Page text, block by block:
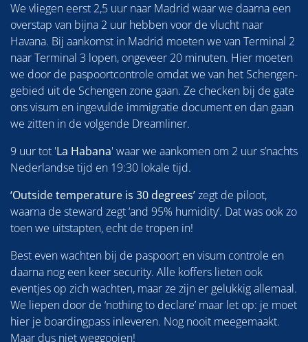
We vliegen eerst 2,5 uur naar Madrid waar we daarna een
overstap van bijna 2 uur hebben voor de vlucht naar
Havana. Bij aankomst in Madrid moeten we van Terminal 2
naar Terminal 3 lopen, ongeveer 20 minuten. Hier moeten
we door de paspoortcontrole omdat we van het Schengen-
gebied uit de Schengen zone gaan. Ze checken bij de gate
ons visum en ingevulde immigratie document en dan gaan
we zitten in de volgende Dreamliner.
9 uur tot 'La Habana' waar we aankomen om 2 uur s’nachts
Nederlandse tijd en 19:30 lokale tijd.
‘Outside temperature is 30 degrees’zegt de piloot,
waarna de steward zegt ‘and 95% humidity’. Dat was ook zo
toen we uitstapten, echt de tropen in!
Best even wachten bij de paspoort en visum controle en
daarna nog een keer security. Alle koffers lieten ook
eventjes op zich wachten, maar ze zijn er gelukkig allemaal.
We liepen door de ‘nothing to declare’ maar let op: je moet
hier je boardingpass inleveren. Nog nooit meegemaakt.
Maar dus niet weggooien!